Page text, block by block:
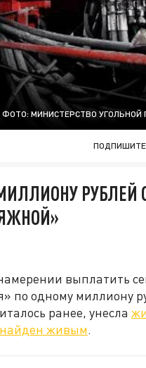
ФОТО: МИНИСТЕРСТВО
РУБЛЕЙ
выплатить
по одному миллиону
ранее, унесла
живым.